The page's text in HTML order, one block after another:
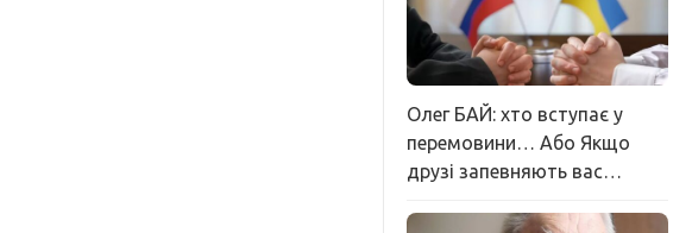
Олег БАЙ: хто вступає у
перемовини… Або Якщо
друзі запевняють вас…